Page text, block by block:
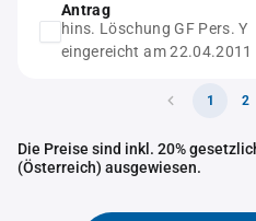
Antrag
hins. Löschung GF Pers. Y
eingereicht am 22.04.2011
1 2
Die Preise sind inkl. 20%
(Österreich) ausgewiesen.